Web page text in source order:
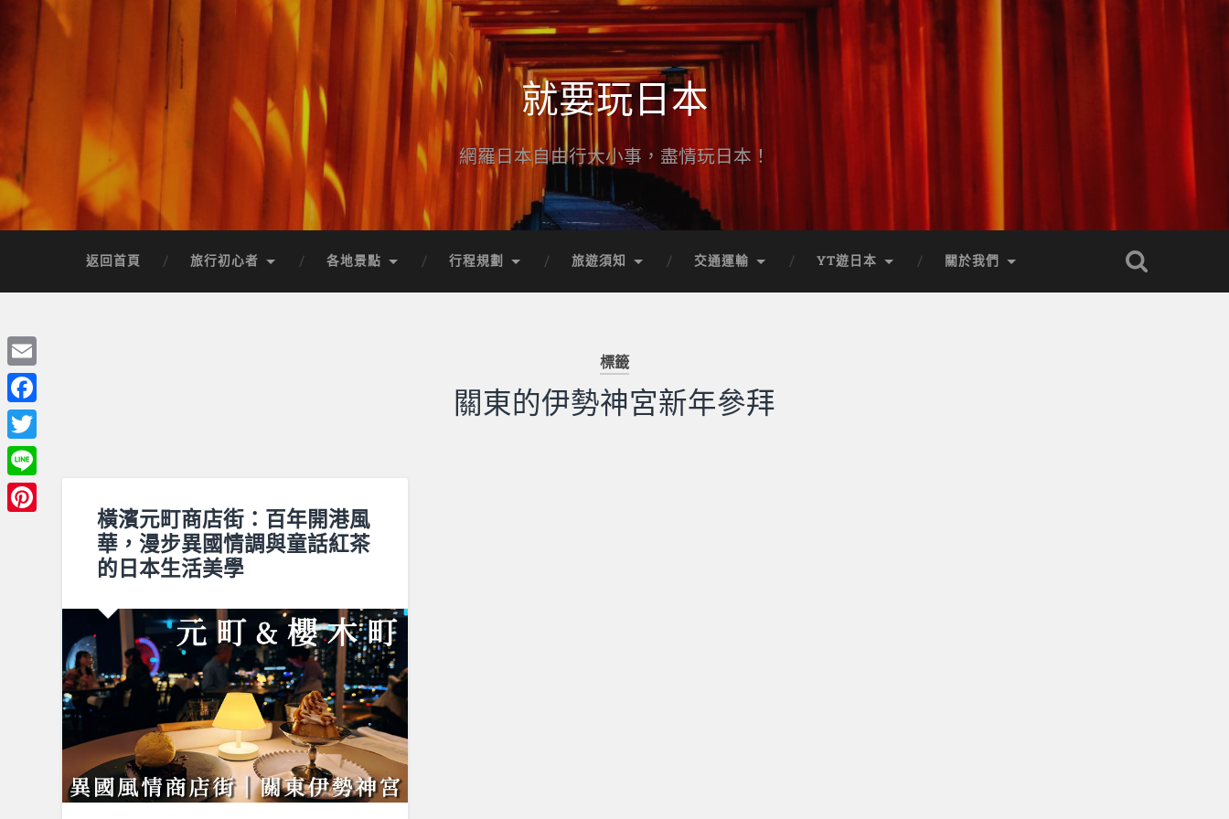
就要玩日本
網羅日本自由行大小事，盡情玩日本！
返回首頁 旅行初心者 各地景點 行程規劃 旅遊須知 交通運輸 YT遊日本 關於我們
標籤
關東的伊勢神宮新年參拜
橫濱元町商店街：百年開港風
華，漫步異國情調與童話紅茶
的日本生活美學
Email
Facebook
Twitter
Line